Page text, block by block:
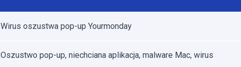
Wirus oszustwa pop-up Yourmonday
Oszustwo pop-up, niechciana aplikacja, malware Mac, wirus